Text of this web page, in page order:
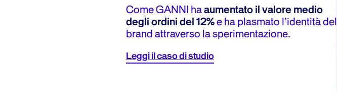
Come GANNI haaumentato il valore medio
degli ordini del 12%e ha plasmato l’identità del
brand attraverso la sperimentazione.
Leggi il caso di studio